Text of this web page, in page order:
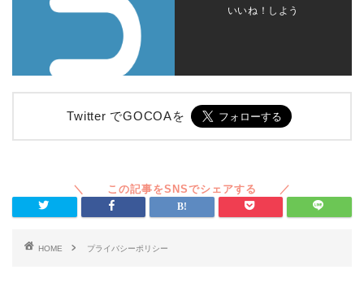
いいね！しよう
Twitter でGOCOAを
HOME プライバシーポリシー